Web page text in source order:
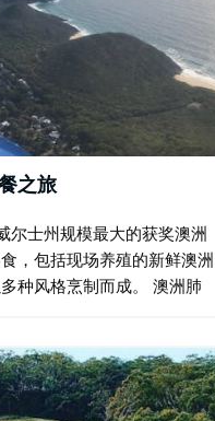
之旅
尔士州规模最大的获奖澳洲
，包括现场养殖的新鲜澳洲
种风格烹制而成。 澳洲肺